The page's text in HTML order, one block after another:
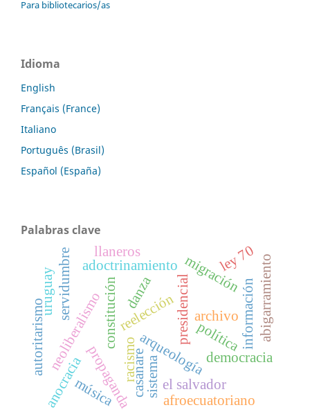
Para bibliotecarios/as
Idioma
English
Français (France)
Italiano
Português (Brasil)
Español (España)
Palabras clave
archivo
política
arqueologíademocracia
presidencial
reelección
sistema el salvador
constitución información
propaganda
neoliberalismo
servidumbre adoctrinamiento
racismo
migración
uruguay
anocracia
abigarramiento
autoritarismo
afroecuatoriano
danza
música
llaneros ley 70
casanare